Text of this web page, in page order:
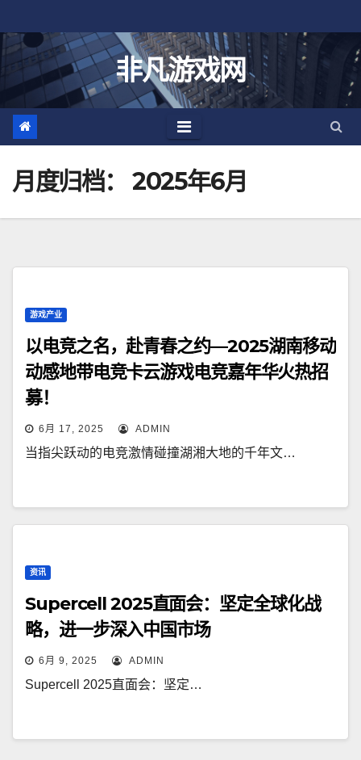
至
非凡游戏网
月度归档： 2025年6月
游戏产业
以电竞之名，赴青春之约—2025湖南移动
动感地带电竞卡云游戏电竞嘉年华火热招
募！
6月 17, 2025 ADMIN
当指尖跃动的电竞激情碰撞湖湘大地的千年文…
资讯
Supercell 2025直面会：坚定全球化战
略，进一步深入中国市场
6月 9, 2025 ADMIN
Supercell 2025直面会：坚定…